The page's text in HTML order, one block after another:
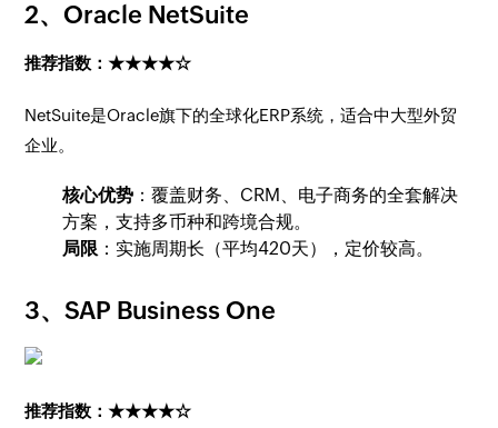
2、Oracle NetSuite
推荐指数：★★★★☆
NetSuite是Oracle旗下的全球化ERP系统，适合中大型外贸
企业。
核心优势 ：覆盖财务、CRM、电子商务的全套解决
方案，支持多币种和跨境合规。
局限 ：实施周期长（平均420天），定价较高。
3、SAP Business One
推荐指数：★★★★☆